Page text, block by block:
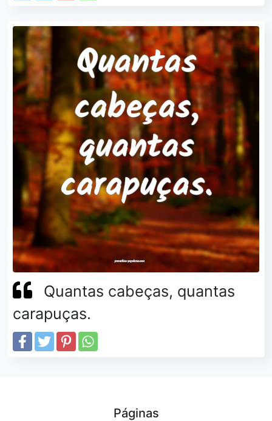
Quantas cabeças, quantas
carapuças.
Páginas